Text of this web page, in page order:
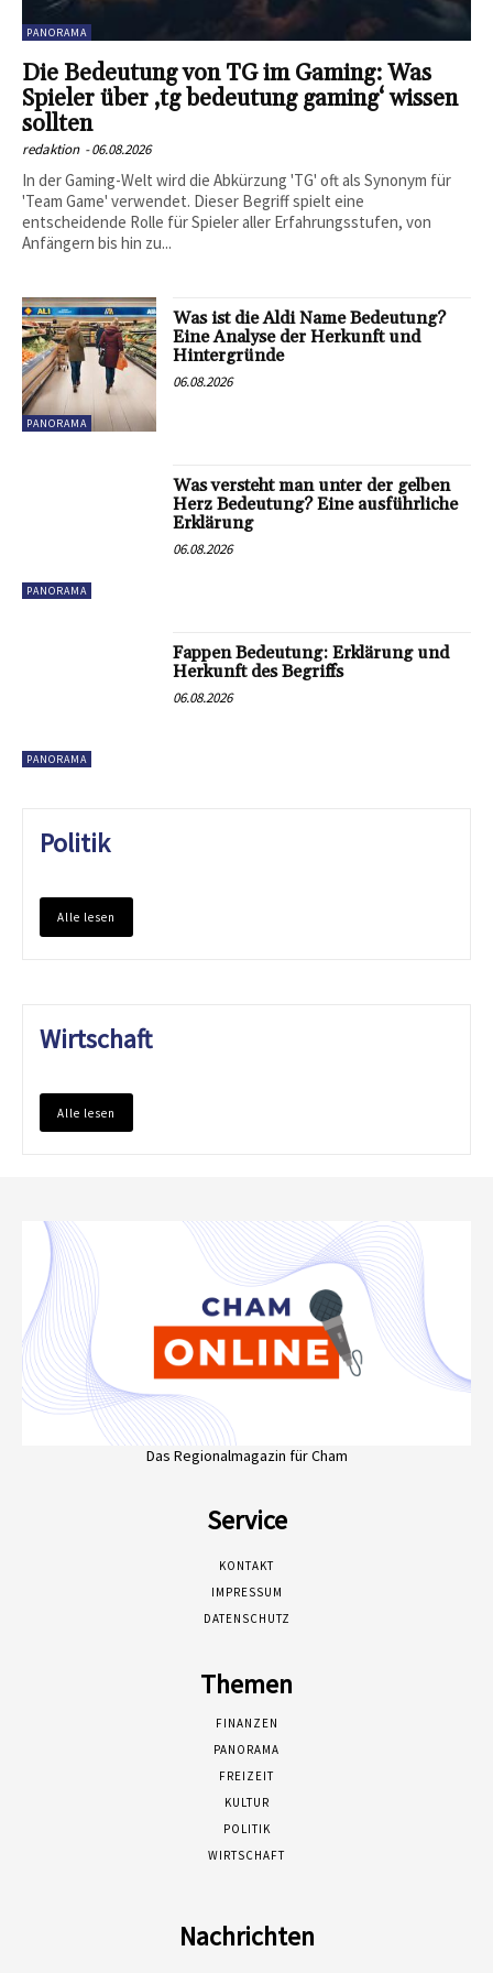
PANORAMA
Die Bedeutung von TG im Gaming: Was
Spieler über ‚tg bedeutung gaming‘ wissen
sollten
redaktion -06.08.2026
In der Gaming-Welt wird die Abkürzung 'TG' oft als Synonym für
'Team Game' verwendet. Dieser Begriff spielt eine
entscheidende Rolle für Spieler aller Erfahrungsstufen, von
Anfängern bis hin zu...
PANORAMA
Was ist die Aldi Name Bedeutung?
Eine Analyse der Herkunft und
Hintergründe
06.08.2026
PANORAMA
Was versteht man unter der gelben
Herz Bedeutung? Eine ausführliche
Erklärung
06.08.2026
PANORAMA
Fappen Bedeutung: Erklärung und
Herkunft des Begriffs
06.08.2026
Politik
Alle lesen
Wirtschaft
Alle lesen
Das Regionalmagazin für Cham
Service
KONTAKT
IMPRESSUM
DATENSCHUTZ
Themen
FINANZEN
PANORAMA
FREIZEIT
KULTUR
POLITIK
WIRTSCHAFT
Nachrichten